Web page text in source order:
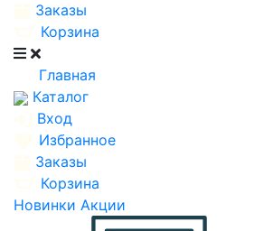
Заказы
Корзина
Главная
Каталог
Вход
Избранное
Заказы
Корзина
Новинки Акции